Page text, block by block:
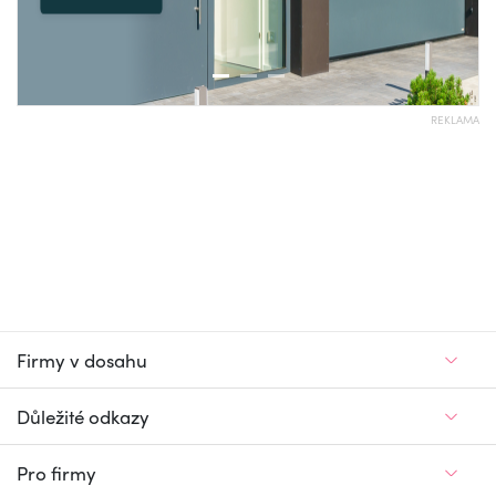
REKLAMA
Firmy v dosahu
Důležité odkazy
Pro firmy